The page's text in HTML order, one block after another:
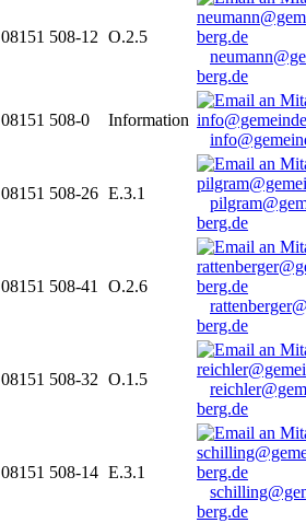
08151 508-12 O.2.5
berg.de
08151 508-0
Information
08151 508-26 E.3.1
berg.de
08151 508-41
O.2.6
berg.de
08151 508-32 O.1.5
berg.de
08151 508-14 E.3.1
berg.de